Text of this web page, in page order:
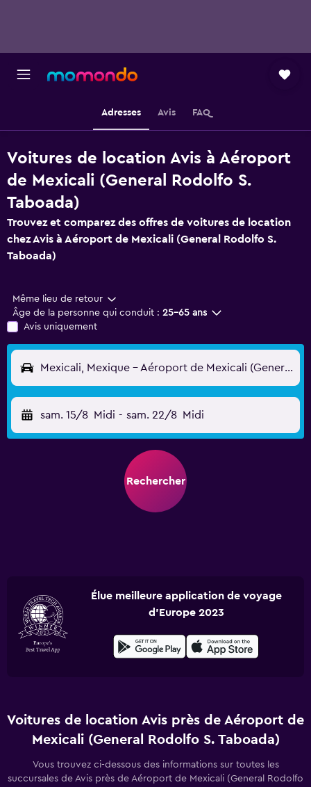
Adresses Avis FAQ
Voitures de location Avis à Aéroport
de Mexicali (General Rodolfo S.
Taboada)
Trouvez et comparez des offres de voitures de location
chez Avis à Aéroport de Mexicali (General Rodolfo S.
Taboada)
Même lieu de retour
Âge de la personne qui conduit : 25-65 ans
Avis uniquement
Mexicali, Mexique - Aéroport de Mexicali (General Rodolfo S. Taboada) (MXL)
sam. 15/8 Midi - sam. 22/8 Midi
Rechercher
Élue meilleure application de voyage
d'Europe 2023
Voitures de location Avis près de Aéroport de
Mexicali (General Rodolfo S. Taboada)
Vous trouvez ci-dessous des informations sur toutes les
succursales de Avis près de Aéroport de Mexicali (General Rodolfo